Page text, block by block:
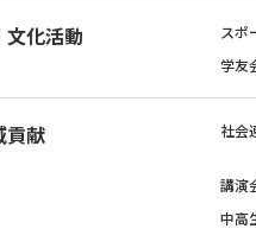
文化活動 スポ
学友
貢献 社会
講演
中高